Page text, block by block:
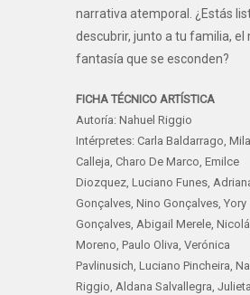
narrativa atemporal. ¿Estás
descubrir, junto a tu familia, el
fantasía que se esconden?
FICHA TÉCNICO ARTÍSTICA
Autoría: Nahuel Riggio
Intérpretes: Carla Baldarrago,
Calleja, Charo De Marco, Emilce
Diozquez, Luciano Funes,
Gonçalves, Nino Gonçalves, Yory
Gonçalves, Abigail Merele,
Moreno, Paulo Oliva, Verónica
Pavlinusich, Luciano Pincheira,
Riggio, Aldana Salvallegra, Julieta